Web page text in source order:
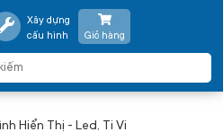
Xây dựng
cấu hình
Giỏ hàng
Hiển Thị - Led, Ti Vi